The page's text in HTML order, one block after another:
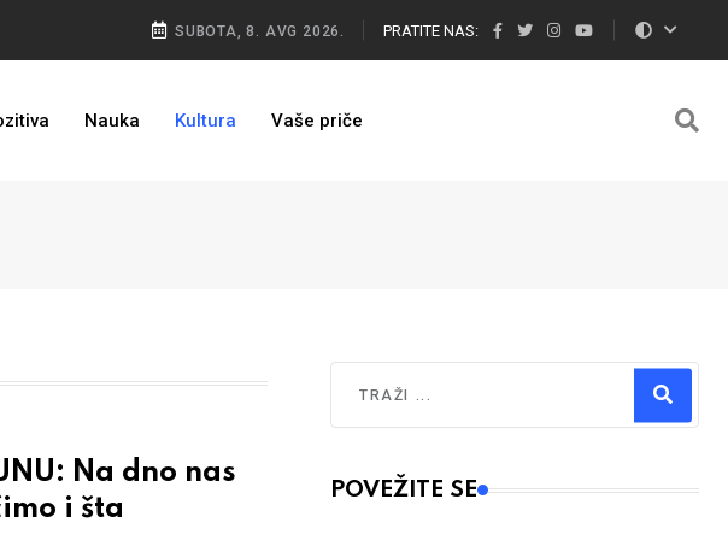
SUBOTA, 8. AVG 2026. PRATITE NAS:
Nauka Kultura Vaše priče
Na dno nas
i šta
Type 2 or more characters for results.
POVEŽITE SE